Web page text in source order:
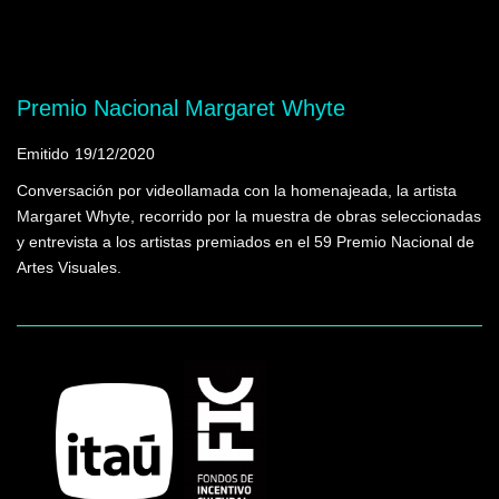
Premio Nacional Margaret Whyte
Emitido 19/12/2020
Conversación por videollamada con la homenajeada, la artista
Margaret Whyte, recorrido por la muestra de obras seleccionadas
y entrevista a los artistas premiados en el 59 Premio Nacional de
Artes Visuales.